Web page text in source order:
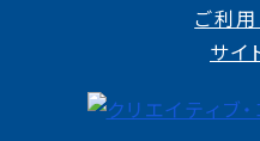
ご利
サイ